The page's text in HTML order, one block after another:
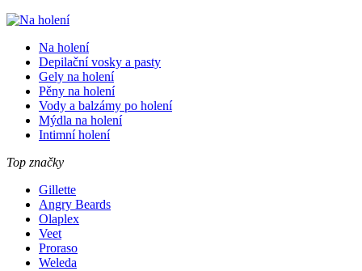
Na holení
Depilační vosky a pasty
Gely na holení
Pěny na holení
Vody a balzámy po holení
Mýdla na holení
Intimní holení
Top značky
Gillette
Angry Beards
Olaplex
Veet
Proraso
Weleda